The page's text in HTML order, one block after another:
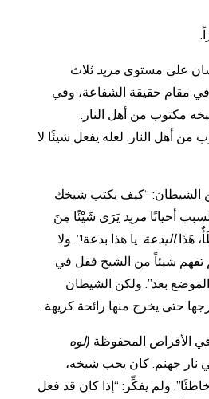
على مستوى مريد ثلاث
مقام حقيقة الشفاعة، وفي
مكتوب من أهل النار.
أهل النار. لعله يفعل شيئًا لا
الشيطان: “كيف يكتب شيخك
أحيانًا مريديَرَى شَيْئًا مِنَ
هَذَاالبدعة. يا هذا بدعة!”. ولا
تفهم شيئاً من الشيخ فقل في
بعد”. ولكن الشيطان
حتى يخرج منها رائحة كريهة.
الأقراص المحفوظة (لوه
نار جهنم. كان يحب شيخه،
ولم يفكِّر: “إذا كان قد فعل